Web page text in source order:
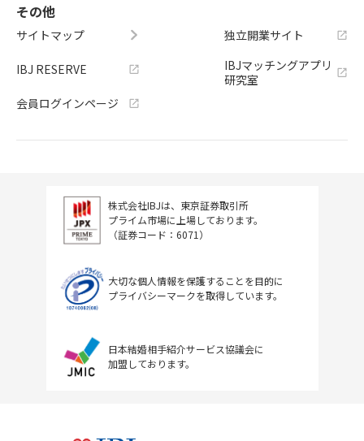
その他
サイトマップ
IBJ RESERVE
会員ログインページ
独立開業サイト
IBJマッチングアプリ
研究室
株式会社IBJは、東京証券取引所
プライム市場に上場しております。
（証券コード：6071）
大切な個人情報を保護することを目的に
プライバシーマークを取得しています。
日本結婚相手紹介サービス協議会に
加盟しております。